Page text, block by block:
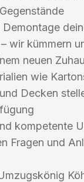
wir kümmern
neuen
wie
Decken
kompetente
Fragen und